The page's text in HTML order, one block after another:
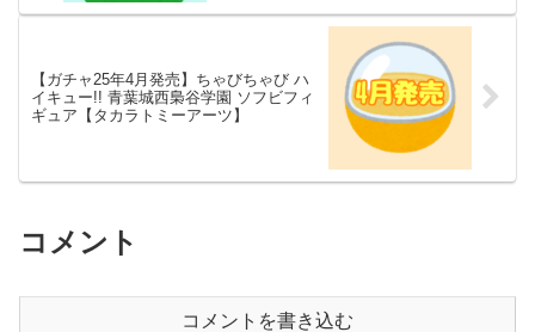
【ガチャ25年4月発売】ちゃびちゃび ハ
イキュー!! 青葉城西梟谷学園 ソフビフィ
ギュア【タカラトミーアーツ】
コメント
コメントを書き込む